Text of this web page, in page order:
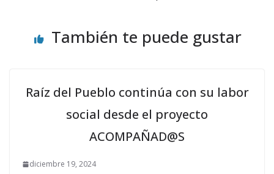
También te puede gustar
Raíz del Pueblo continúa con su labor
social desde el proyecto
ACOMPAÑAD@S
diciembre 19, 2024